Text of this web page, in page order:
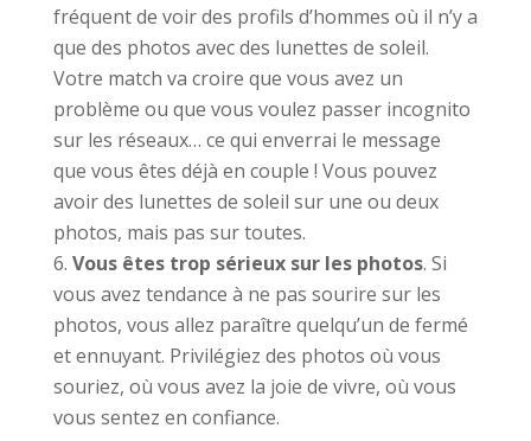
fréquent de voir des profils d’hommes où il n’y a
que des photos avec des lunettes de soleil.
Votre match va croire que vous avez un
problème ou que vous voulez passer incognito
sur les réseaux… ce qui enverrai le message
que vous êtes déjà en couple ! Vous pouvez
avoir des lunettes de soleil sur une ou deux
photos, mais pas sur toutes.
Vous êtes trop sérieux sur les photos. Si
vous avez tendance à ne pas sourire sur les
photos, vous allez paraître quelqu’un de fermé
et ennuyant. Privilégiez des photos où vous
souriez, où vous avez la joie de vivre, où vous
vous sentez en confiance.